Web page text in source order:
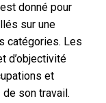
donné pour
sur une
catégories. Les
d’objectivité
et
son travail.